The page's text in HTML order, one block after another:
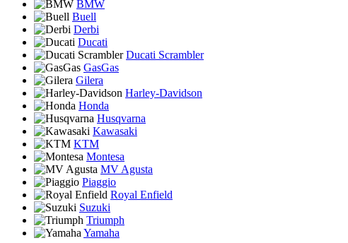
BMW
Buell
Derbi
Ducati
Ducati Scrambler
GasGas
Gilera
Harley-Davidson
Honda
Husqvarna
Kawasaki
KTM
Montesa
MV Agusta
Piaggio
Royal Enfield
Suzuki
Triumph
Yamaha